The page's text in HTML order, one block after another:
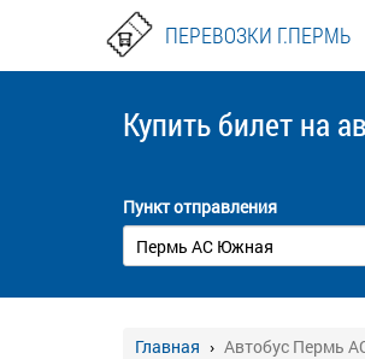
ПЕРЕВОЗКИ Г.ПЕРМЬ
Купить билет на
Пункт отправления
Главная Автобус Пермь